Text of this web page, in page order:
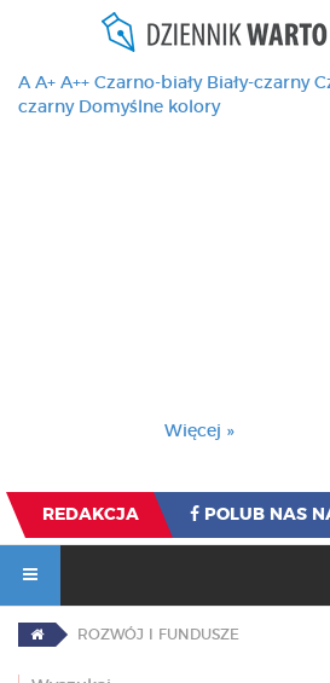
A A+ A++ Czarno-biały Biały-czarny
czarny Domyślne kolory
Więcej »
REDAKCJA POLUB NAS
ROZWÓJ I FUNDUSZE